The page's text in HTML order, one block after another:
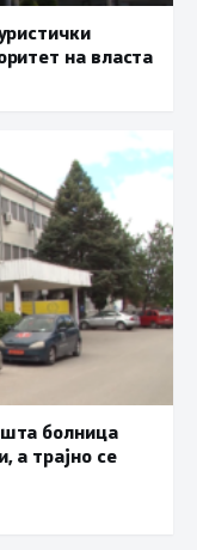
на власта
болница
а трајно се